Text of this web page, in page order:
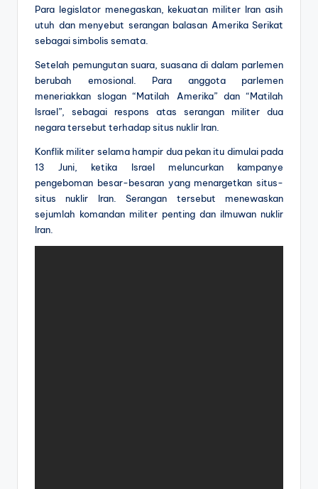
Para legislator menegaskan, kekuatan militer Iran asih
utuh dan menyebut serangan balasan Amerika Serikat
sebagai simbolis semata.
Setelah pemungutan suara, suasana di dalam parlemen
berubah emosional. Para anggota parlemen
meneriakkan slogan “Matilah Amerika” dan “Matilah
Israel”, sebagai respons atas serangan militer dua
negara tersebut terhadap situs nuklir Iran.
Konflik militer selama hampir dua pekan itu dimulai pada
13 Juni, ketika Israel meluncurkan kampanye
pengeboman besar-besaran yang menargetkan situs-
situs nuklir Iran. Serangan tersebut menewaskan
sejumlah komandan militer penting dan ilmuwan nuklir
Iran.